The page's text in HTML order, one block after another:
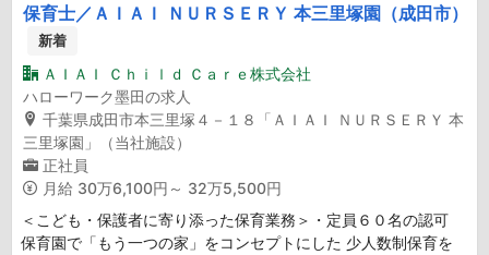
保育士／ＡＩＡＩ ＮＵＲＳＥＲＹ 本三里塚園（成田市）
新着
ＡＩＡＩ Ｃｈｉｌｄ Ｃａｒｅ株式会社
ハローワーク墨田の求人
千葉県成田市本三里塚４－１８「ＡＩＡＩ ＮＵＲＳＥＲＹ 本
三里塚園」（当社施設）
正社員
月給 30万6,100円～ 32万5,500円
＜こども・保護者に寄り添った保育業務＞・定員６０名の認可
保育園で「もう一つの家」をコンセプトにした 少人数制保育を